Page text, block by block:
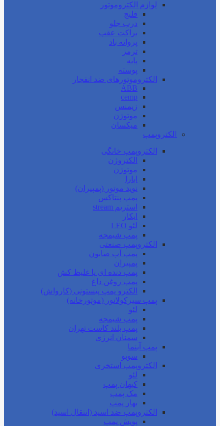
لوازم الکتروموتور
فلنج
درب جلو
براکت عقب
پروانه باد
ترمز
پایه
پوسته
الکتروموتورهای ضد انفجار
ABB
cemp
زیمنس
موتوژن
میکسان
الکتروپمپ
الکتروپمپ خانگی
الکتروژن
موتوژن
ابارا
نوید موتور (پمپیران)
پمپ پنتاکس
استریم stream
ایکار
لئو LEO
پمپ شیمجه
الکتروپمپ صنعتی
پمپ آب صابون
پمپیران
پمپ دنده ای یا غلیظ کش
پمپ روغن داغ
الکترو پمپ پیستونی (کارواش)
پمپ سیرکولاتور (موتورخانه)
لئو
پمپ شیمجه
پمپ بلند کاست تهران
سمنان انرژی
پمپ آبنما
سوبو
الکتروپمپ استخری
لئو
کیهان پمپ
مک پمپ
بهار پمپ
الکتروپمپ ضد اسید (انتقال اسید)
پویش پمپ